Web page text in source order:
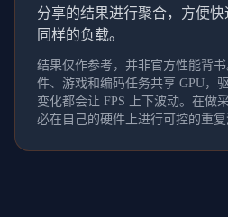
分享的结果进行聚合，方便
同样的负载。
结果仅作参考，并非官方性能背
件、游戏和编码任务共享 GPU，
变化都会让 FPS 上下波动。在做
必在自己的硬件上进行可控的重复